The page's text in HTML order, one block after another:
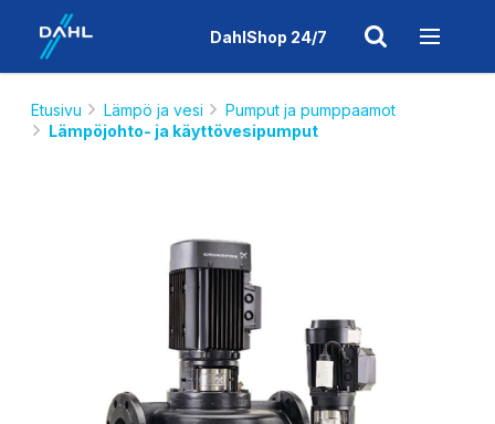
DahlShop 24/7
Etusivu Lämpö ja vesi
Pumput ja pumppaamot
Lämpöjohto- ja käyttövesipumput